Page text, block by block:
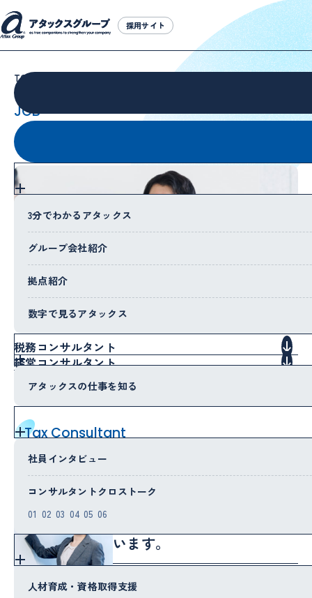
採用サイト
採用サイト
3分でわかるアタックス
グループ会社紹介
拠点紹介
数字で見るアタックス
アタックスの仕事を知る
社員インタビュー
コンサルタントクロストーク
01 02 03 04 05 06
人材育成・資格取得支援
TOP
JOB
アタックスの
税務コンサルタント
経営コンサルタント
Tax Consultant
税務コンサルタント
います。
アタックス税理士法人は、新卒の方は